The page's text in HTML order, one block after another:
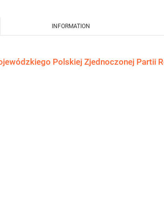
INFORMATION
Polskiej Zjednoczonej Partii